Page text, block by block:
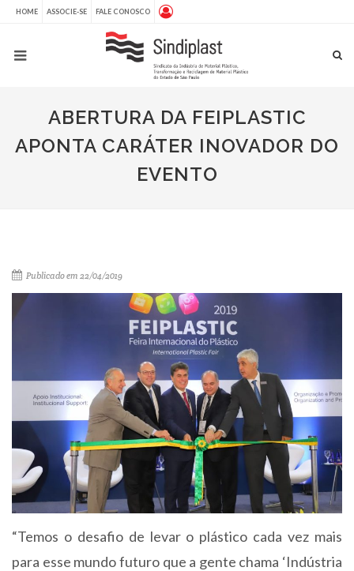
HOME ASSOCIE-SE FALE CONOSCO
ABERTURA DA FEIPLASTIC
APONTA CARÁTER INOVADOR DO
EVENTO
Publicado em 22/04/2019
“Temos o desafio de levar o plástico cada vez mais
para esse mundo futuro que a gente chama ‘Indústria